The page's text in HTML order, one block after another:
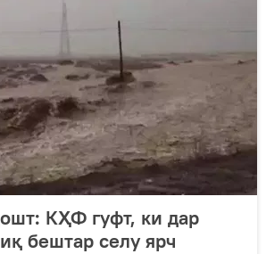
КҲФ гуфт, ки дар
бештар селу ярч